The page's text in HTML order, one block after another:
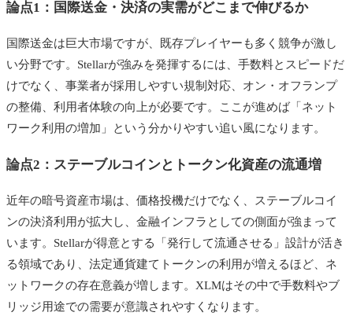
論点1：国際送金・決済の実需がどこまで伸びるか
国際送金は巨大市場ですが、既存プレイヤーも多く競争が激し
い分野です。Stellarが強みを発揮するには、手数料とスピードだ
けでなく、事業者が採用しやすい規制対応、オン・オフランプ
の整備、利用者体験の向上が必要です。ここが進めば「ネット
ワーク利用の増加」という分かりやすい追い風になります。
論点2：ステーブルコインとトークン化資産の流通増
近年の暗号資産市場は、価格投機だけでなく、ステーブルコイ
ンの決済利用が拡大し、金融インフラとしての側面が強まって
います。Stellarが得意とする「発行して流通させる」設計が活き
る領域であり、法定通貨建てトークンの利用が増えるほど、ネ
ットワークの存在意義が増します。XLMはその中で手数料やブ
リッジ用途での需要が意識されやすくなります。